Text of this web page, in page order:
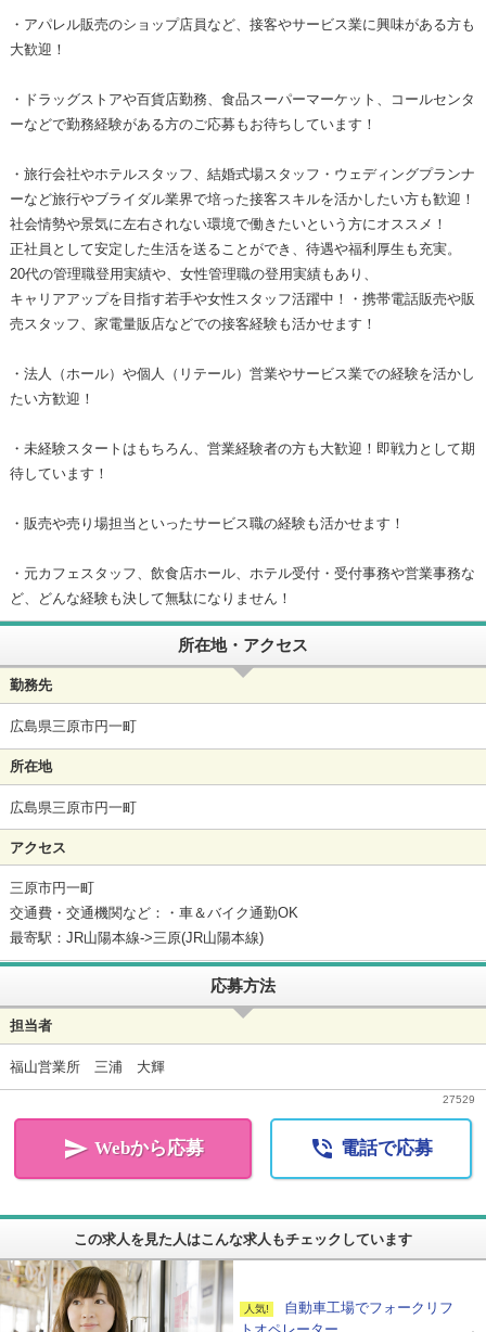
・アパレル販売のショップ店員など、接客やサービス業に興味がある方も
大歓迎！
・ドラッグストアや百貨店勤務、食品スーパーマーケット、コールセンタ
ーなどで勤務経験がある方のご応募もお待ちしています！
・旅行会社やホテルスタッフ、結婚式場スタッフ・ウェディングプランナ
ーなど旅行やブライダル業界で培った接客スキルを活かしたい方も歓迎！
社会情勢や景気に左右されない環境で働きたいという方にオススメ！
正社員として安定した生活を送ることができ、待遇や福利厚生も充実。
20代の管理職登用実績や、女性管理職の登用実績もあり、
キャリアアップを目指す若手や女性スタッフ活躍中！・携帯電話販売や販
売スタッフ、家電量販店などでの接客経験も活かせます！
・法人（ホール）や個人（リテール）営業やサービス業での経験を活かし
たい方歓迎！
・未経験スタートはもちろん、営業経験者の方も大歓迎！即戦力として期
待しています！
・販売や売り場担当といったサービス職の経験も活かせます！
・元カフェスタッフ、飲食店ホール、ホテル受付・受付事務や営業事務な
ど、どんな経験も決して無駄になりません！
所在地・アクセス
勤務先
広島県三原市円一町
所在地
広島県三原市円一町
アクセス
三原市円一町
交通費・交通機関など：・車＆バイク通勤OK
最寄駅：JR山陽本線->三原(JR山陽本線)
応募方法
担当者
福山営業所 三浦 大輝
27529
 Webから応募  電話で応募
この求人を見た人はこんな求人もチェックしています
自動車工場でフォークリフ